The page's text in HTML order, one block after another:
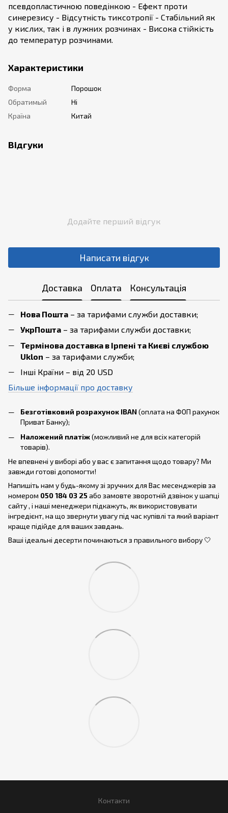
псевдопластичною поведінкою - Ефект проти
синерезису - Відсутність тиксотропії - Стабільний як
у кислих, так і в лужних розчинах - Висока стійкість
до температур розчинами.
Характеристики
Форма
Порошок
Обратимый
Ні
Країна
Китай
Відгуки
Додайте перший відгук
Написати відгук
Доставка Оплата Консультація
Нова Пошта – за тарифами служби доставки;
УкрПошта – за тарифами служби доставки;
Термінова доставка в Ірпені та Києві службою
Uklon – за тарифами служби;
Інші Країни – від 20 USD
Більше інформації про доставку
Безготівковий розрахунок IBAN(оплата на ФОП рахунок
Приват Банку);
Наложений платіж(можливий не для всіх категорій
товарів).
Не впевнені у виборі або у вас є запитання щодо товару? Ми
завжди готові допомогти!
Напишіть нам у будь-якому зі зручних для Вас месенджерів за
номером 050 184 03 25або замовте зворотній дзвінок у шапці
сайту , і наші менеджери підкажуть, як використовувати
інгредієнт, на що звернути увагу під час купівлі та який варіант
краще підійде для ваших завдань.
Ваші ідеальні десерти починаються з правильного вибору 🤍
Контакти